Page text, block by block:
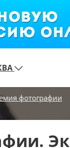
фотографии